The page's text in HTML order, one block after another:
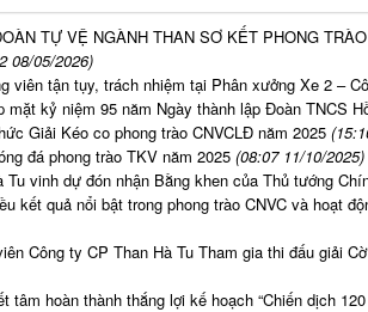
TỰ VỆ NGÀNH THAN SƠ KẾT PHONG
08/05/2026)
viên tận tụy, trách nhiệm tại Phân xưởng Xe 2 –
mặt kỷ niệm 95 năm Ngày thành lập Đoàn TNCS
Giải Kéo co phong trào CNVCLĐ năm 2025
đá phong trào TKV năm 2025 (08:07 11/10/2025)
Tu vinh dự đón nhận Bằng khen của Thủ tướng
kết quả nổi bật trong phong trào CNVC và hoạt
Công ty CP Than Hà Tu Tham gia thi đấu giải
tâm hoàn thành thắng lợi kế hoạch “Chiến dịch